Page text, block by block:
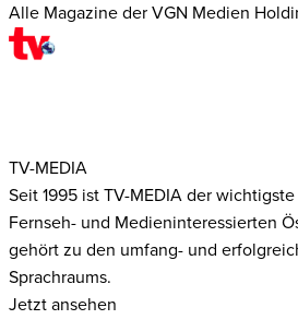
Alle Magazine der VGN Medien
TV-MEDIA
Seit 1995 ist TV-MEDIA der
Fernseh- und Medieninteressierten
gehört zu den umfang- und
Sprachraums.
Jetzt ansehen